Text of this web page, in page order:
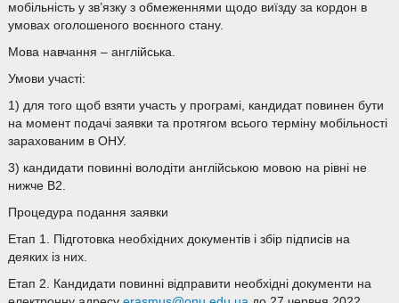
мобільність у зв’язку з обмеженнями щодо виїзду за кордон в
умовах оголошеного воєнного стану.
Мова навчання – англійська.
Умови участі:
1) для того щоб взяти участь у програмі, кандидат повинен бути
на момент подачі заявки та протягом всього терміну мобільності
зарахованим в ОНУ.
3) кандидати повинні володіти англійською мовою на рівні не
нижче B2.
Процедура подання заявки
Етап 1. Підготовка необхідних документів і збір підписів на
деяких із них.
Етап 2. Кандидати повинні відправити необхідні документи на